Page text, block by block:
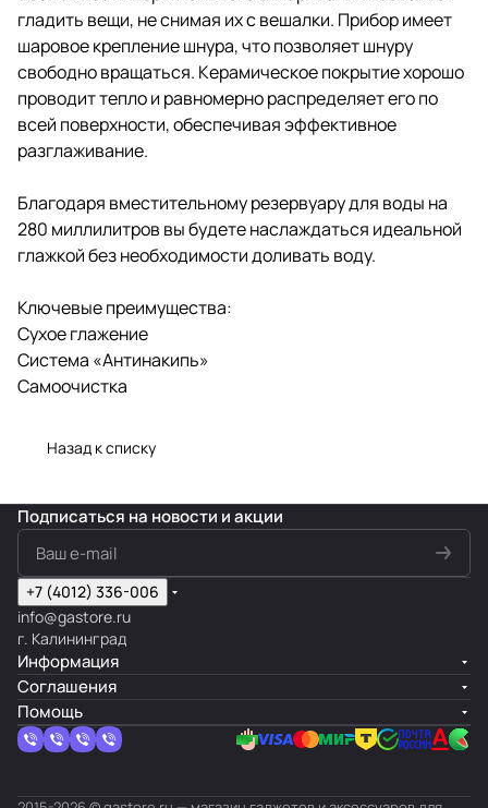
гладить вещи, не снимая их с вешалки. Прибор имеет
шаровое крепление шнура, что позволяет шнуру
свободно вращаться. Керамическое покрытие хорошо
проводит тепло и равномерно распределяет его по
всей поверхности, обеспечивая эффективное
разглаживание.
Благодаря вместительному резервуару для воды на
280 миллилитров вы будете наслаждаться идеальной
глажкой без необходимости доливать воду.
Ключевые преимущества:
Сухое глажение
Система «Антинакипь»
Самоочистка
Назад к списку
Подписаться на новости и акции
+7 (4012) 336-006
info@gastore.ru
г. Калининград
Информация
Соглашения
Помощь